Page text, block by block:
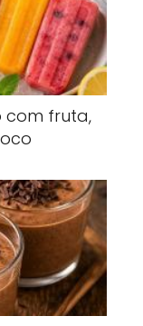
com fruta,